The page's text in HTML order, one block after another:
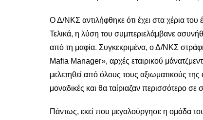
Ο Δ/ΝΚΣ αντιλήφθηκε ότι έχει στα χέρια
Τελικά, η λύση του συμπεριελάμβανε
από τη μαφία. Συγκεκριμένα, ο Δ/ΝΚΣ
Mafia Manager», αρχές εταιρικού
μελετηθεί από όλους τους αξιωματικούς
μοναδικές και θα ταίριαζαν περισσότερο σε
Πάντως, εκεί που μεγαλούργησε η ομάδα